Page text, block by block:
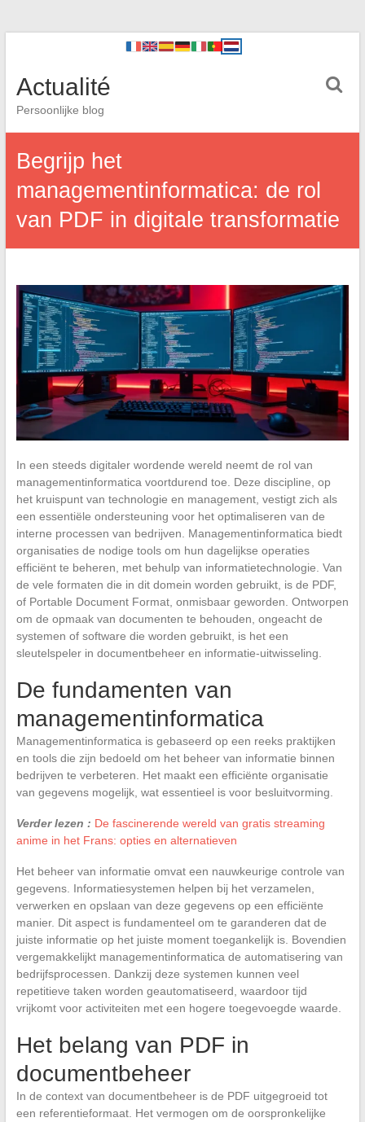
Actualité
Persoonlijke blog
Begrijp het
managementinformatica: de rol
van PDF in digitale transformatie
In een steeds digitaler wordende wereld neemt de rol van
managementinformatica voortdurend toe. Deze discipline, op
het kruispunt van technologie en management, vestigt zich als
een essentiële ondersteuning voor het optimaliseren van de
interne processen van bedrijven. Managementinformatica biedt
organisaties de nodige tools om hun dagelijkse operaties
efficiënt te beheren, met behulp van informatietechnologie. Van
de vele formaten die in dit domein worden gebruikt, is de PDF,
of Portable Document Format, onmisbaar geworden. Ontworpen
om de opmaak van documenten te behouden, ongeacht de
systemen of software die worden gebruikt, is het een
sleutelspeler in documentbeheer en informatie-uitwisseling.
De fundamenten van
managementinformatica
Managementinformatica is gebaseerd op een reeks praktijken
en tools die zijn bedoeld om het beheer van informatie binnen
bedrijven te verbeteren. Het maakt een efficiënte organisatie
van gegevens mogelijk, wat essentieel is voor besluitvorming.
Verder lezen : De fascinerende wereld van gratis streaming
anime in het Frans: opties en alternatieven
Het beheer van informatie omvat een nauwkeurige controle van
gegevens. Informatiesystemen helpen bij het verzamelen,
verwerken en opslaan van deze gegevens op een efficiënte
manier. Dit aspect is fundamenteel om te garanderen dat de
juiste informatie op het juiste moment toegankelijk is. Bovendien
vergemakkelijkt managementinformatica de automatisering van
bedrijfsprocessen. Dankzij deze systemen kunnen veel
repetitieve taken worden geautomatiseerd, waardoor tijd
vrijkomt voor activiteiten met een hogere toegevoegde waarde.
Het belang van PDF in
documentbeheer
In de context van documentbeheer is de PDF uitgegroeid tot
een referentieformaat. Het vermogen om de oorspronkelijke